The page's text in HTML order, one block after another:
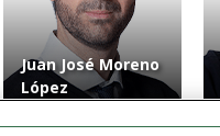
Juan José Moreno
López